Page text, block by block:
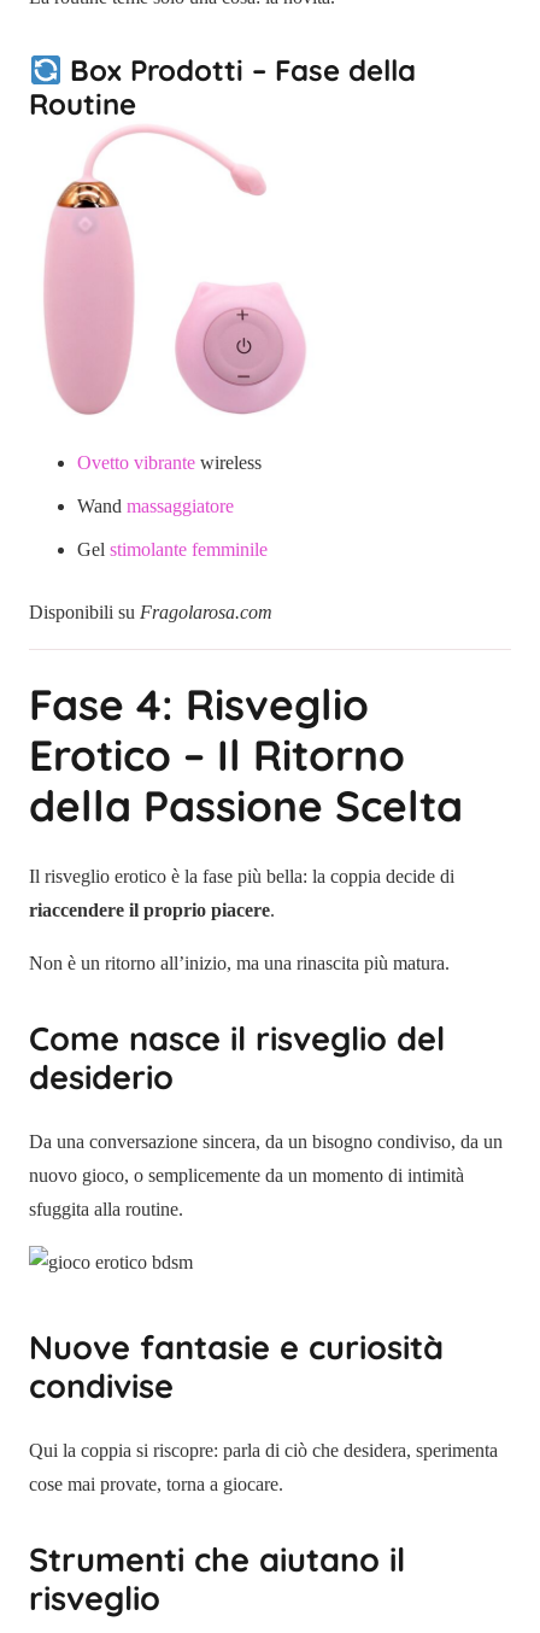
Box Prodotti – Fase della
Routine
Ovetto vibrante wireless
Wand massaggiatore
Gel stimolante femminile
Disponibili su Fragolarosa.com
Fase 4: Risveglio
Erotico – Il Ritorno
della Passione Scelta
Il risveglio erotico è la fase più bella: la coppia decide di
riaccendere il proprio piacere.
Non è un ritorno all’inizio, ma una rinascita più matura.
Come nasce il risveglio del
desiderio
Da una conversazione sincera, da un bisogno condiviso, da un
nuovo gioco, o semplicemente da un momento di intimità
sfuggita alla routine.
Nuove fantasie e curiosità
condivise
Qui la coppia si riscopre: parla di ciò che desidera, sperimenta
cose mai provate, torna a giocare.
Strumenti che aiutano il
risveglio